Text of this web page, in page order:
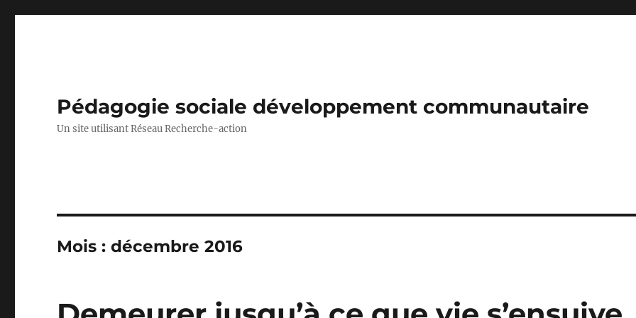
Pédagogie sociale développement communautaire
Un site utilisant Réseau Recherche-action
Mois :décembre 2016